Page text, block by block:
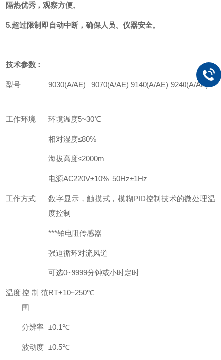
隔热优秀，观察方便。
5.超过限制即自动中断，确保人员、仪器安全。
技术参数：
型号 9030(A/AE) 9070(A/AE) 9140(A/AE) 9240(A/AE)
工作环境 环境温度5~30℃
相对湿度≤80%
海拔高度≤2000m
电源AC220V±10% 50Hz±1Hz
工作方式
数字显示，触摸式，模糊PID控制技术的微处理温
度控制
***铂电阻传感器
强迫循环对流风道
可选0~9999分钟或小时定时
温度控制范
围
RT+10~250℃
分辨率 ±0.1℃
波动度 ±0.5℃